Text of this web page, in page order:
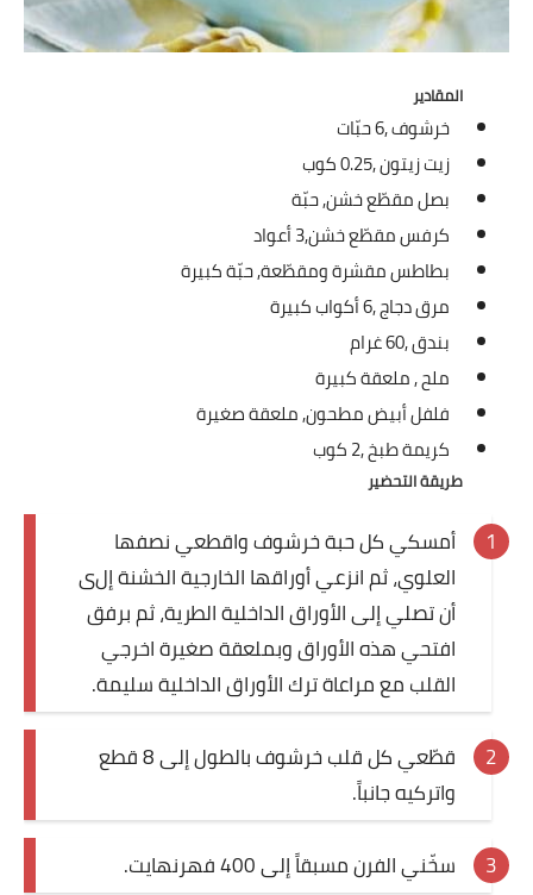
الجمال والريجيم
أطباق عيد الأضحي
حلويات
حلويات العيد
مواضيع ست البيت
قصص مطبخ مصورة
كُتب وصفات مجاني
الطهاة العرب
مقالات
المقادير
خرشوف ,6 حبّات
زيت زيتون ,0.25 كوب
بصل مقطّع خشن,حبّة
كرفس مقطّع خشن,3 أعواد
بطاطس مقشرة ومقطّعة,حبّة كبيرة
مرق دجاج ,6 أكواب كبيرة
بندق ,60 غرام
ملح ,ملعقة كبيرة
فلفل أبيض مطحون,ملعقة صغيرة
كريمة طبخ ,2 كوب
طريقة التحضير
أمسكي كل حبة خرشوف واقطعي نصفها
العلوي، ثم انزعي أوراقها الخارجية الخشنة إلى
أن تصلي إلى الأوراق الداخلية الطرية، ثم برفق
افتحي هذه الأوراق وبملعقة صغيرة اخرجي
القلب مع مراعاة ترك الأوراق الداخلية سليمة.
قطّعي كل قلب خرشوف بالطول إلى 8 قطع
واتركيه جانباً.
سخّني الفرن مسبقاً إلى 400 فهرنهايت
.